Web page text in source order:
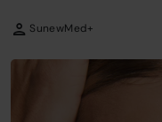
SunewMed+